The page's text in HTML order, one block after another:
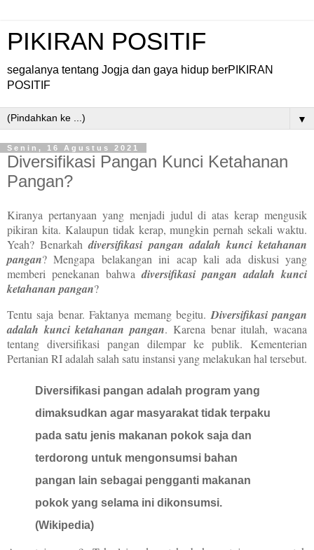
PIKIRAN POSITIF
segalanya tentang Jogja dan gaya hidup berPIKIRAN
POSITIF
▼
Senin, 16 Agustus 2021
Diversifikasi Pangan Kunci Ketahanan
Pangan?
Kiranya pertanyaan yang menjadi judul di atas kerap mengusik
pikiran kita. Kalaupun tidak kerap, mungkin pernah sekali waktu.
Yeah? Benarkahdiversifikasi pangan adalah kunci ketahanan
pangan? Mengapa belakangan ini acap kali ada diskusi yang
memberi penekanan bahwadiversifikasi pangan adalah kunci
ketahanan pangan?
Tentu saja benar. Faktanya memang begitu. Diversifikasi pangan
adalah kunci ketahanan pangan. Karena benar itulah, wacana
tentang diversifikasi pangan dilempar ke publik. Kementerian
Pertanian RI adalah salah satu instansi yang melakukan hal tersebut.
Diversifikasi pangan adalah program yang
dimaksudkan agar masyarakat tidak terpaku
pada satu jenis makanan pokok saja dan
terdorong untuk mengonsumsi bahan
pangan lain sebagai pengganti makanan
pokok yang selama ini dikonsumsi.
(Wikipedia)